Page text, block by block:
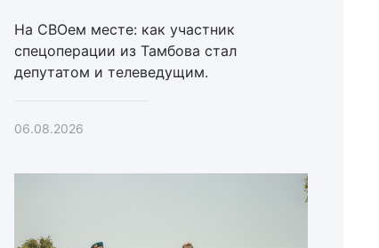
На СВОем месте: как участник
спецоперации из Тамбова стал
депутатом и телеведущим.
06.08.2026